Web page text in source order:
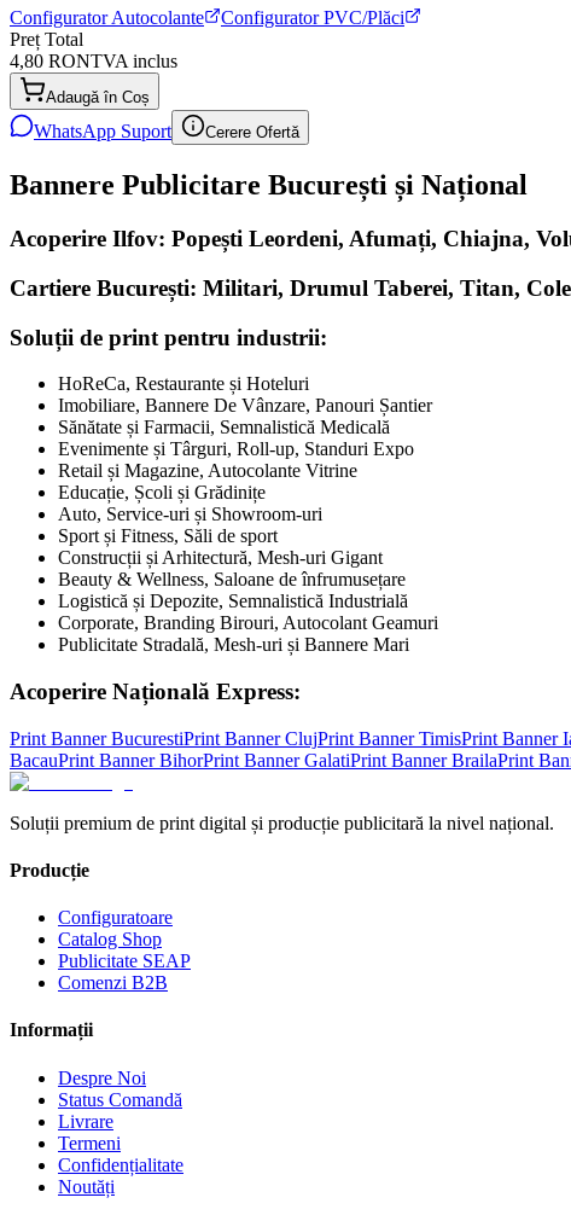
Configurator Autocolante
Configurator PVC/Plăci
Preț Total
4,80 RONTVA inclus
Adaugă în Coș
WhatsApp Suport Cerere Ofertă
Bannere Publicitare București și Național
Acoperire Ilfov: Popești Leordeni, Afumați, Chiajna,
Cartiere București: Militari, Drumul Taberei, Titan,
Soluții de print pentru industrii:
HoReCa, Restaurante și Hoteluri
Imobiliare, Bannere De Vânzare, Panouri Șantier
Sănătate și Farmacii, Semnalistică Medicală
Evenimente și Târguri, Roll-up, Standuri Expo
Retail și Magazine, Autocolante Vitrine
Educație, Școli și Grădinițe
Auto, Service-uri și Showroom-uri
Sport și Fitness, Săli de sport
Construcții și Arhitectură, Mesh-uri Gigant
Beauty & Wellness, Saloane de înfrumusețare
Logistică și Depozite, Semnalistică Industrială
Corporate, Branding Birouri, Autocolant Geamuri
Publicitate Stradală, Mesh-uri și Bannere Mari
Acoperire Națională Express:
Print BannerBucurestiPrint BannerClujPrint BannerTimisPrint Banner
BacauPrint BannerBihorPrint BannerGalatiPrint BannerBrailaPrint
Soluții premium de print digital și producție publicitară la nivel național.
Producție
Configuratoare
Catalog Shop
Publicitate SEAP
Comenzi B2B
Informații
Despre Noi
Status Comandă
Livrare
Termeni
Confidențialitate
Noutăți